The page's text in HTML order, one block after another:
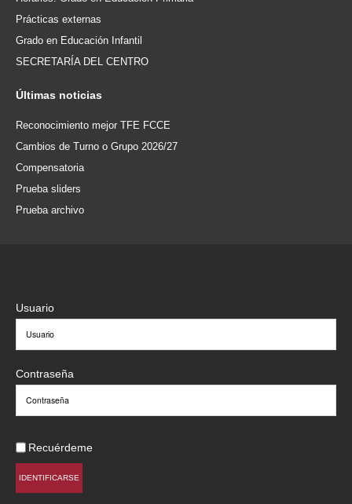
Prácticas externas
Grado en Educación Infantil
SECRETARÍA DEL CENTRO
Últimas noticias
Reconocimiento mejor TFE FCCE
Cambios de Turno o Grupo 2026/27
Compensatoria
Prueba sliders
Prueba archivo
Usuario
Contraseña
Recuérdeme
IDENTIFICARSE